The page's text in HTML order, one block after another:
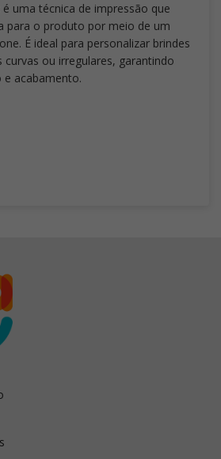
é uma técnica de impressão que
para o produto por meio de um
É ideal para personalizar brindes
curvas ou irregulares, garantindo
acabamento.